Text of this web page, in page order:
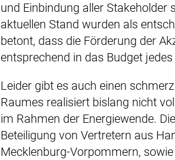
und Einbindung aller
aktuellen Stand wurden als
betont, dass die Förderung der
entsprechend in das Budget
Leider gibt es auch einen
Raumes realisiert bislang nicht
im Rahmen der Energiewende.
Beteiligung von Vertretern aus
Mecklenburg-Vorpommern,